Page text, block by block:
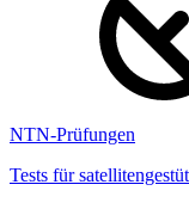
NTN-Prüfungen
Tests für